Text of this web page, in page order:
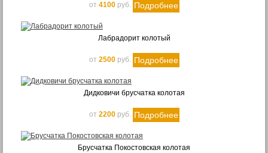
от 4100руб. Подробнее
Лабрадорит колотый
от 2500руб. Подробнее
Дидковичи брусчатка колотая
от 2200руб. Подробнее
Брусчатка Покостовская колотая
600 мм
1260